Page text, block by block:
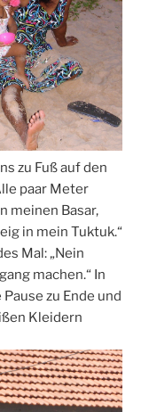
zu Fuß auf den
paar Meter
meinen Basar,
in mein Tuktuk.“
Mal: „Nein
machen.“ In
zu Ende und
Kleidern